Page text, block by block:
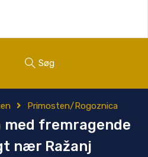
Søg
Primosten/Rogoznica
med fremragende
nær Ražanj